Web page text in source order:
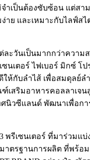
ำเป็นต้องซับซ้อน แต่สา
าย และเหมาะกับไลฟ์ส
ละวันเป็นมากกว่าควา
เตอร์ ไฟเบอร์ มิกซ์ โป
ห้กับลำไส้ เพื่อสมดุลย์ล
ฑ์เสริมอาหารคอลลาเจ
นิวซีแลนด์ พัฒนาเพื่อก
พรีเซนเตอร์ ที่มาร่วมแบ่
าตรฐานการผลิต ที่พร้อ